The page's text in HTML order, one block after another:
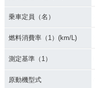
乗車定員（名）
燃料消費率（1）(km/L)
測定基準（1）
原動機型式